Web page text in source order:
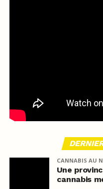
CANNABIS AU
Une
cannabis